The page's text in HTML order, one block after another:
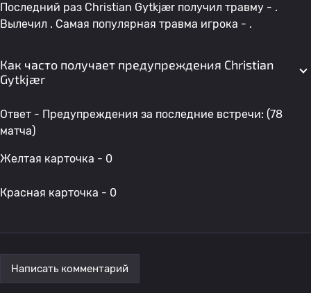
Последний раз Christian Gytkjær получил травму - .
Вылечил . Самая популярная травма игрока - .
Как часто получает предупреждения Christian
Gytkjær
Ответ - Предупреждения за последние встречи: (78
матча)
Желтая карточка - 0
Красная карточка - 0
Написать комментарий